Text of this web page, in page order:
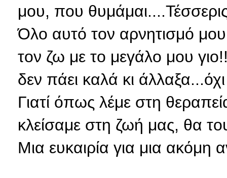
μου, που
Όλο αυτό τον αρνητισμό
τον ζω με το μεγάλο μου
δεν πάει καλά κι
Γιατί όπως λέμε στη
κλείσαμε στη ζωή μας, θα
Μια ευκαιρία για μια ακόμη